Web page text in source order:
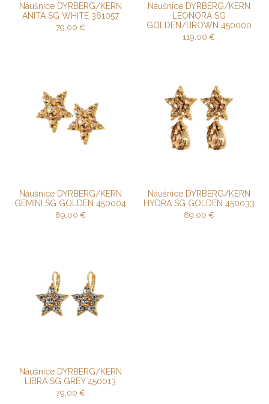
Náušnice DYRBERG/KERN
ANITA SG WHITE 361057
79,00 €
Náušnice DYRBERG/KERN
LEONORA SG
GOLDEN/BROWN 450000
119,00 €
Náušnice DYRBERG/KERN
GEMINI SG GOLDEN 450004
89,00 €
Náušnice DYRBERG/KERN
HYDRA SG GOLDEN 450033
89,00 €
Náušnice DYRBERG/KERN
LIBRA SG GREY 450013
79,00 €